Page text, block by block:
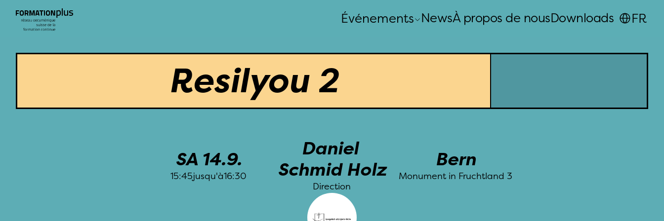
Événements NewsÀ propos de nousDownloads FR
Resilyou 2
SA 14.9.
15:45jusqu'à16:30
Daniel
Schmid Holz
Direction
Bern
Monument in Fruchtland 3